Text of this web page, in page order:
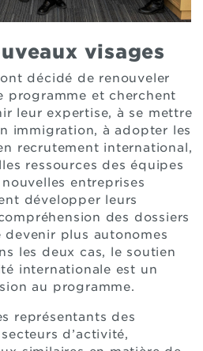
visages
décidé de renouveler
programme et cherchent
leur expertise, à se mettre
immigration, à adopter les
recrutement international,
ressources des équipes
entreprises
développer leurs
des dossiers
plus autonomes
les deux cas, le soutien
internationale est un
au programme.
représentants des
d’activité,